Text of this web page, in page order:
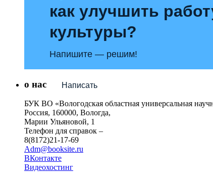
как улучшить
культуры?
Напишите — решим!
Написать
о нас
БУК ВО «Вологодская областная универсальная
Россия, 160000, Вологда,
Марии Ульяновой, 1
Телефон для справок –
8(8172)21-17-69
Adm@booksite.ru
ВКонтакте
Видеохостинг